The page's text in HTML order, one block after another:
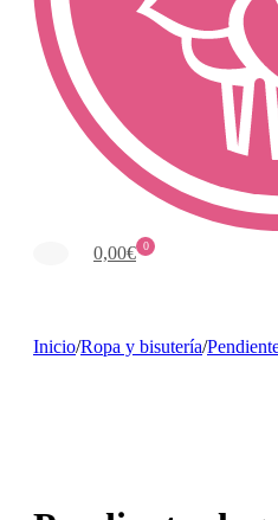
0
0,00€
Inicio/Ropa y bisutería/